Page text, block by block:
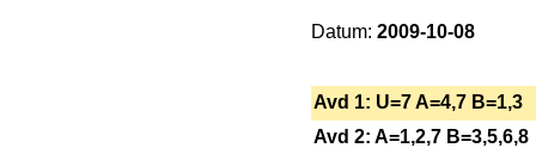
Datum: 2009-10-08
Avd 1: U=7 A=4,7 B=1,3
Avd 2: A=1,2,7 B=3,5,6,8